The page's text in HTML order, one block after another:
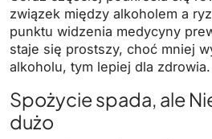
związek między alkoholem a
punktu widzenia medycyny
staje się prostszy, choć mniej
alkoholu, tym lepiej dla zdrowia.
Spożycie spada, ale
dużo